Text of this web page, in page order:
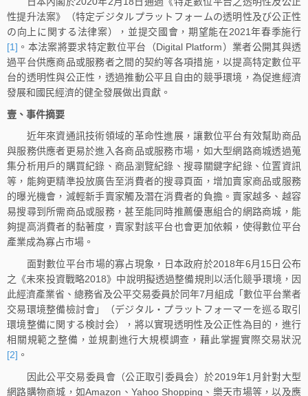
性提升法案》（特定デジタルプラットフォームの透明性及び公正性
の向上に関する法律案），並提交國會，期望能在2021年春季施行
[1] 。本法案將要求特定數位平台（Digital Platform）業者公開其與透
過平台供應商品或服務者之間的契約等各項措施，以提高特定數位平
台的透明性與公正性，透過推動公平且自由的競爭環境，為促進經濟
發展和國民經濟的健全發展做出貢獻。
壹、事件摘要
近年來資通訊技術領域的革命性進展，讓數位平台有效幫助商品
與服務供應者更易於進入各商品或服務市場，如大型網路商城透過蒐
集分析用戶的購買紀錄、商品瀏覽紀錄、搜尋關鍵字紀錄、位置資訊
等，能夠更精準投放廣告至消費者的搜尋頁面，增加賣家商品或服務
的曝光機會，減輕新手賣家觸及潛在消費者的負擔。賣家越多、越容
易搜尋到所需商品或服務，甚至能同時推薦優惠組合的網路商城，能
夠提高消費者的黏著度，賣家對該平台也會更加依賴，使得數位平台
產業成為寡占市場。
面對數位平台市場的寡占現象，日本政府於2018年6月15日公布
之《未來投資戰略2018》中說明擬透過整備規則以活化競爭環境，因
此經濟產業省、總務省及公平交易委員於同年7月組成「數位平台業者
交易環境整備檢討會」（デジタル・プラットフォーマーを巡る取引
環境整備に関する検討会），將以實現透明性及公正性為目的，進行
相關規範之整備，並規劃進行大規模調查，藉此掌握實際交易狀況
[2] 。
因此公平交易委員會（公正取引委員会）於2019年1月針對大型
網路購物商城，如Amazon、Yahoo Shopping、樂天市場等，以及應